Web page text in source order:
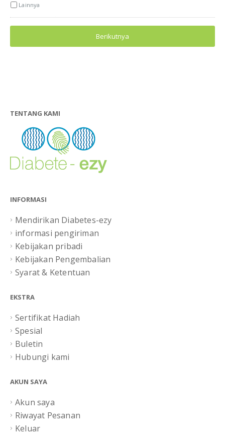
Lainnya
TENTANG KAMI
INFORMASI
Mendirikan Diabetes-ezy
informasi pengiriman
Kebijakan pribadi
Kebijakan Pengembalian
Syarat & Ketentuan
EKSTRA
Sertifikat Hadiah
Spesial
Buletin
Hubungi kami
AKUN SAYA
Akun saya
Riwayat Pesanan
Keluar